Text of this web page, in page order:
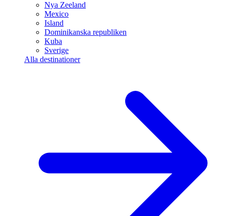
Nya Zeeland
Mexico
Island
Dominikanska republiken
Kuba
Sverige
Alla destinationer